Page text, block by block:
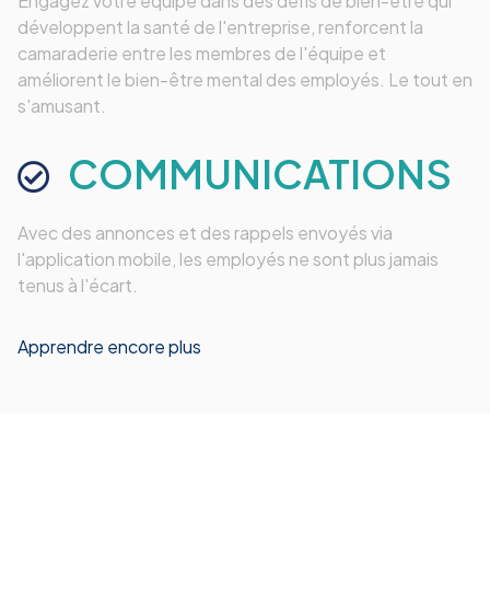
développent la santé de l'entreprise, renforcent la
camaraderie entre les membres de l'équipe et
améliorent le bien-être mental des employés. Le tout en
s'amusant.
COMMUNICATIONS
Avec des annonces et des rappels envoyés via
l'application mobile, les employés ne sont plus jamais
tenus à l'écart.
Apprendre encore plus